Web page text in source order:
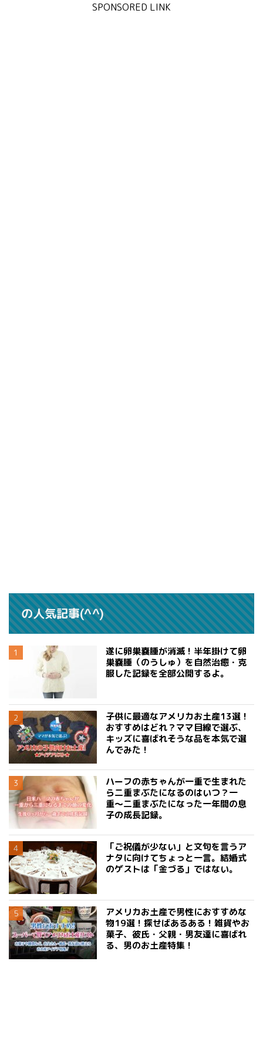
SPONSORED LINK
の人気記事(^^)
遂に卵巣嚢腫が消滅！半年掛けて卵
巣嚢腫（のうしゅ）を自然治癒・克
服した記録を全部公開するよ。
子供に最適なアメリカお土産13選！
おすすめはどれ？ママ目線で選ぶ、
キッズに喜ばれそうな品を本気で選
んでみた！
ハーフの赤ちゃんが一重で生まれた
ら二重まぶたになるのはいつ？一
重〜二重まぶたになった一年間の息
子の成長記録。
「ご祝儀が少ない」と文句を言うア
ナタに向けてちょっと一言。結婚式
のゲストは「金づる」ではない。
アメリカお土産で男性におすすめな
物19選！探せばあるある！雑貨やお
菓子、彼氏・父親・男友達に喜ばれ
る、男のお土産特集！